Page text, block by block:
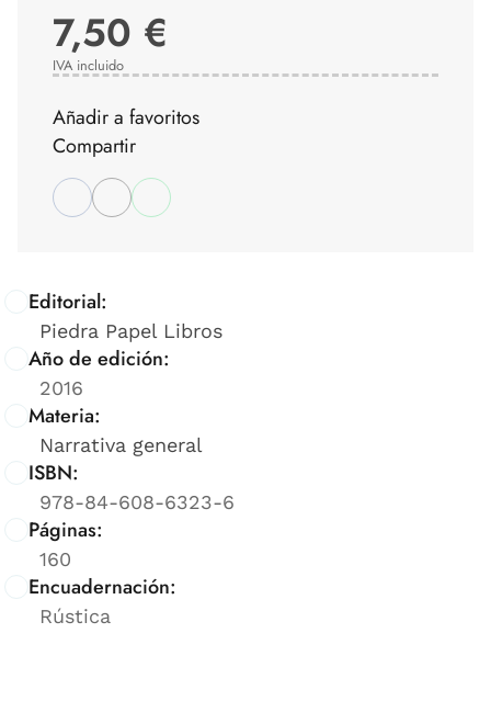
Editorial:
Piedra Papel Libros
Año de edición:
2016
Materia:
Narrativa general
ISBN:
978-84-608-6323-6
Páginas:
160
Encuadernación:
Rústica
7,50 €
IVA incluido
Añadir a favoritos
Compartir